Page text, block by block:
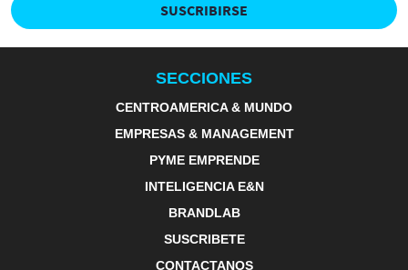
SUSCRIBIRSE
SECCIONES
CENTROAMERICA & MUNDO
EMPRESAS & MANAGEMENT
PYME EMPRENDE
INTELIGENCIA E&N
BRANDLAB
SUSCRIBETE
CONTACTANOS